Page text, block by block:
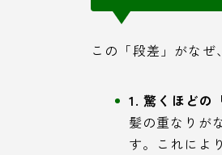
この「段差」がな
1. 驚くほどの
髪の重なりが
す。これによ